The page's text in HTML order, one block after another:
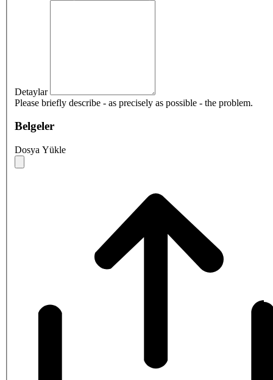
Detaylar
Please briefly describe - as precisely as possible - the problem.
Belgeler
Dosya Yükle